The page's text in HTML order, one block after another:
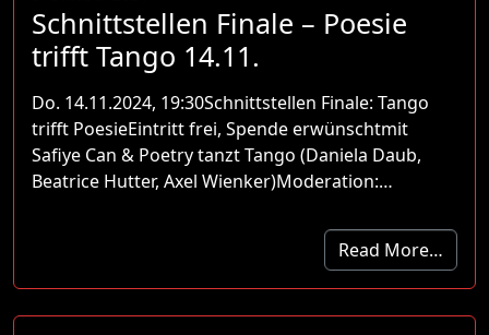
Schnittstellen Finale – Poesie
trifft Tango 14.11.
Do. 14.11.2024, 19:30Schnittstellen Finale: Tango
trifft PoesieEintritt frei, Spende erwünschtmit
Safiye Can & Poetry tanzt Tango (Daniela Daub,
Beatrice Hutter, Axel Wienker)Moderation:…
Read More…